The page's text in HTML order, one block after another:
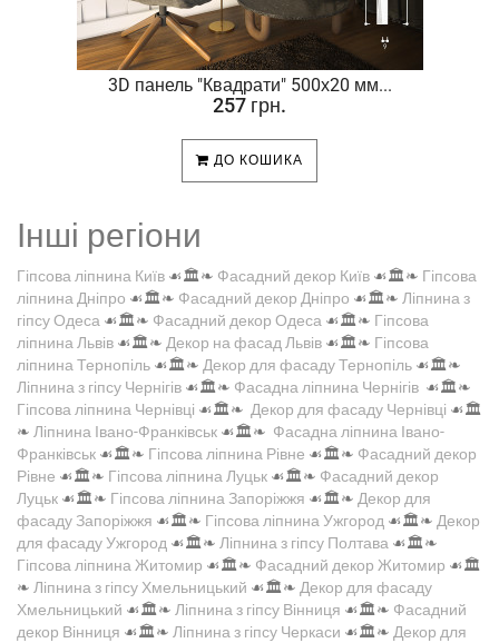
3D панель "Квадрати" 500х20 мм...
257 грн.
ДО КОШИКА
Інші регіони
Гіпсова ліпнина Київ ☙🏛️❧ Фасадний декор Київ ☙🏛️❧ Гіпсова
ліпнина Дніпро ☙🏛️❧ Фасадний декор Дніпро ☙🏛️❧ Ліпнина з
гіпсу Одеса ☙🏛️❧ Фасадний декор Одеса ☙🏛️❧ Гіпсова
ліпнина Львів ☙🏛️❧ Декор на фасад Львів ☙🏛️❧ Гіпсова
ліпнина Тернопіль ☙🏛️❧ Декор для фасаду Тернопіль ☙🏛️❧
Ліпнина з гіпсу Чернігів ☙🏛️❧ Фасадна ліпнина Чернігів ☙🏛️❧
Гіпсова ліпнина Чернівці ☙🏛️❧ Декор для фасаду Чернівці ☙🏛️
❧ Ліпнина Івано-Франківськ ☙🏛️❧ Фасадна ліпнина Івано-
Франківськ ☙🏛️❧ Гіпсова ліпнина Рівне ☙🏛️❧ Фасадний декор
Рівне ☙🏛️❧ Гіпсова ліпнина Луцьк ☙🏛️❧ Фасадний декор
Луцьк ☙🏛️❧ Гіпсова ліпнина Запоріжжя ☙🏛️❧ Декор для
фасаду Запоріжжя ☙🏛️❧ Гіпсова ліпнина Ужгород ☙🏛️❧ Декор
для фасаду Ужгород ☙🏛️❧ Ліпнина з гіпсу Полтава ☙🏛️❧
Гіпсова ліпнина Житомир ☙🏛️❧ Фасадний декор Житомир ☙🏛️
❧ Ліпнина з гіпсу Хмельницький ☙🏛️❧ Декор для фасаду
Хмельницький ☙🏛️❧ Ліпнина з гіпсу Вінниця ☙🏛️❧ Фасадний
декор Вінниця ☙🏛️❧ Ліпнина з гіпсу Черкаси ☙🏛️❧ Декор для